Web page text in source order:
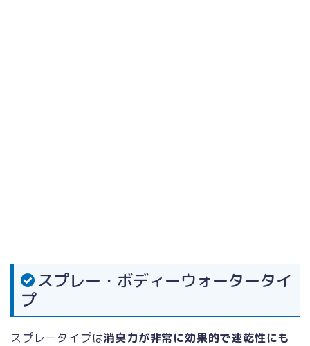
スプレー・ボディーウォータータイ
プ
スプレータイプは消臭力が非常に効果的で速乾性にも